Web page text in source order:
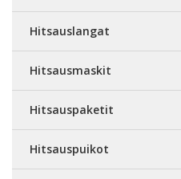
Hitsauslangat
Hitsausmaskit
Hitsauspaketit
Hitsauspuikot